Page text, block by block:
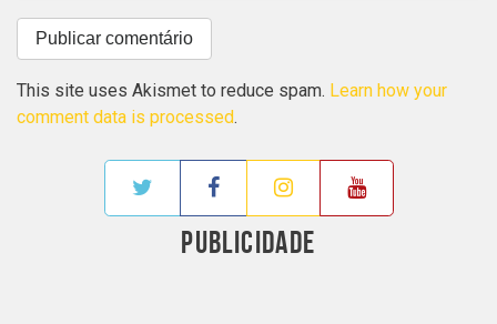
This site uses Akismet to reduce spam. Learn how your
comment data is processed.
PUBLICIDADE